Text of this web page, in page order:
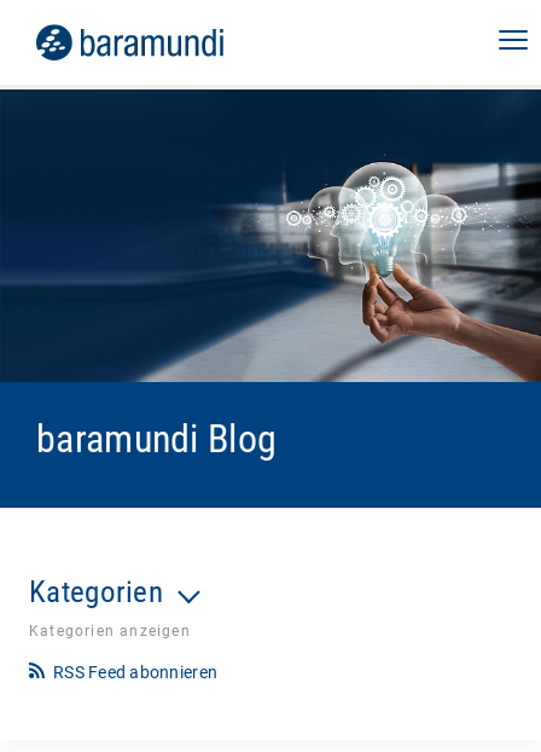
baramundi Blog
Kategorien
Kategorien anzeigen
RSS Feed abonnieren